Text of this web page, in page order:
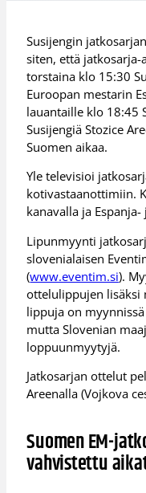
Susijengin
siten, että jatkosarja-
torstaina klo 15:30
Euroopan mestarin
lauantaille klo 18:45
Susijengiä Stozice
Suomen aikaa.
Yle televisioi
kotivastaanottimiin.
kanavalla ja
Lipunmyynti
slovenialaisen
(www.eventim.si).
ottelulippujen lisäksi
lippuja on
mutta Slovenian
loppuunmyytyjä.
Jatkosarjan ottelut
Areenalla (Vojkova
Suomen EM-
vahvistettu